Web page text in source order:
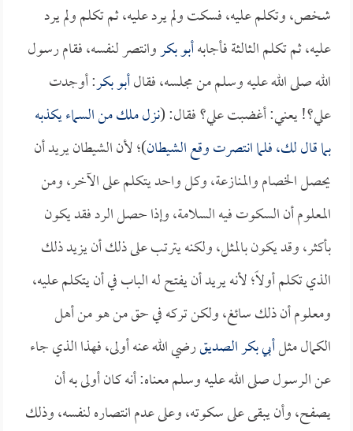
شخص، وتكلم عليه، فسكت ولم يرد عليه، ثم تكلم ولم يرد
عليه، ثم تكلم الثالثة فأجابهأبو بكروانتصر لنفسه، فقام رسول
الله صلى الله عليه وسلم من مجلسه، فقالأبو بكر: أوجدت
علي؟! يعني: أغضبت علي؟ فقال: (نزل ملك من السماء يكذبه
بما قال لك، فلما انتصرت وقع الشيطان)؛ لأن الشيطان يريد أن
يحصل الخصام والمنازعة، وكل واحد يتكلم على الآخر، ومن
المعلوم أن السكوت فيه السلامة، وإذا حصل الرد فقد يكون
بأكثر، وقد يكون بالمثل، ولكنه يترتب على ذلك أن يزيد ذلك
الذي تكلم أولاً؛ لأنه يريد أن يفتح له الباب في أن يتكلم عليه،
ومعلوم أن ذلك سائغ، ولكن تركه في حق من هو من أهل
الكمال مثلأبي بكر الصديقرضي الله عنه أولى، فهذا الذي جاء
عن الرسول صلى الله عليه وسلم معناه: أنه كان أولى به أن
يصفح، وأن يبقى على سكوته، وعلى عدم انتصاره لنفسه، وذلك